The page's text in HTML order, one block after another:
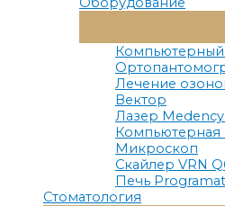
Лечение
Вектор
Лазер
Компьютерная
Микроскоп
Скайлер VRN
Печь
Стоматология